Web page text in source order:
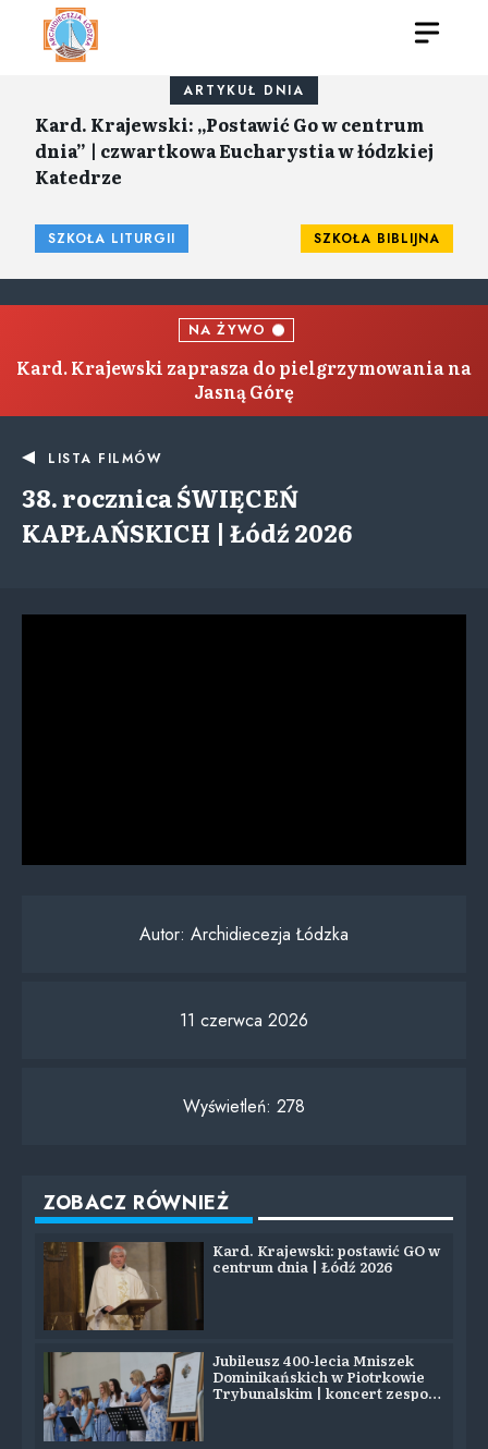
ARTYKUŁ DNIA
Kard. Krajewski: „Postawić Go w centrum
dnia” | czwartkowa Eucharystia w łódzkiej
Katedrze
SZKOŁA LITURGII SZKOŁA BIBLIJNA
NA ŻYWO
Kard. Krajewski zaprasza do pielgrzymowania na
Jasną Górę
LISTA FILMÓW
38. rocznica ŚWIĘCEŃ
KAPŁAŃSKICH | Łódź 2026
Autor: Archidiecezja Łódzka
11 czerwca 2026
Wyświetleń: 278
ZOBACZ RÓWNIEŻ
Kard. Krajewski: postawić GO w
centrum dnia | Łódź 2026
Jubileusz 400-lecia Mniszek
Dominikańskich w Piotrkowie
Trybunalskim | koncert zespołu